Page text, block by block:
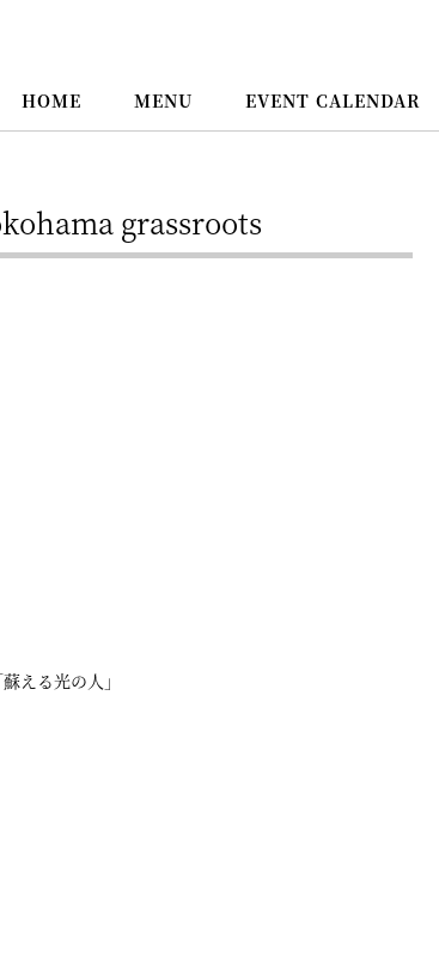
HOME MENU EVENT CALENDAR
grassroots
える光の人」